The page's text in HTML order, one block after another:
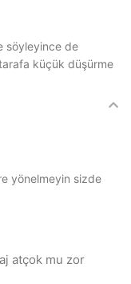
söyleyince de
küçük düşürme
yönelmeyin sizde
atçok mu zor